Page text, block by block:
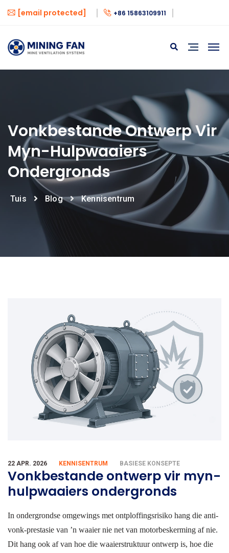
[email protected] +86 15863109911
Vonkbestande Ontwerp Vir
Myn-Hulpwaaiers
Ondergronds
Tuis Blog Kennisentrum
22 APR. 2026 KENNISENTRUM BASIESE KONSEPTE
Vonkbestande ontwerp vir myn-
hulpwaaiers ondergronds
In ondergrondse omgewings met ontploffingsrisiko hang die anti-
vonk-prestasie van ’n waaier nie net van motorbeskerming af nie.
Dit hang ook af van hoe die waaierstruktuur ontwerp is, hoe die